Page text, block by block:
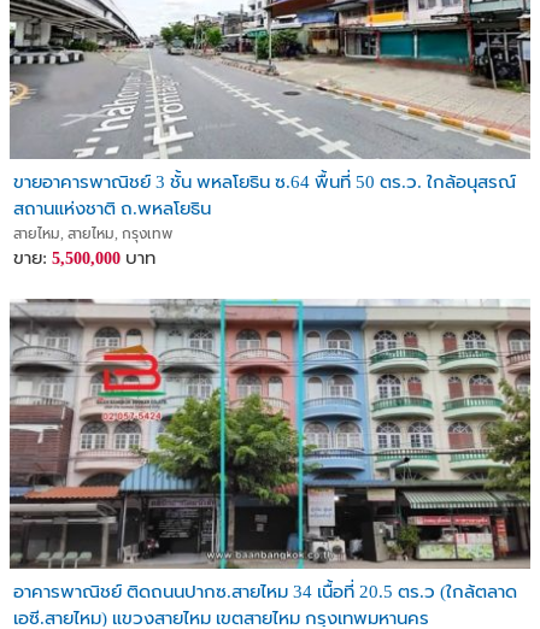
ขายอาคารพาณิชย์ 3 ชั้น พหลโยธิน ซ.64 พื้นที่ 50 ตร.ว. ใกล้อนุสรณ์
สถานแห่งชาติ ถ.พหลโยธิน
สายไหม, สายไหม, กรุงเทพ
ขาย: 5,500,000 บาท
อาคารพาณิชย์ ติดถนนปากซ.สายไหม 34 เนื้อที่ 20.5 ตร.ว (ใกล้ตลาด
เอซี.สายไหม) แขวงสายไหม เขตสายไหม กรุงเทพมหานคร